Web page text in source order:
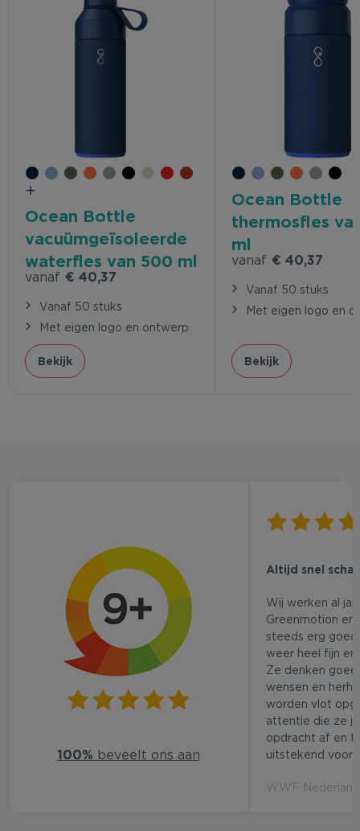
Ocean Bottle
vacuümgeïsoleerde
waterfles van 500 ml
vanaf € 40,37
Vanaf 50 stuks
Met eigen logo en ontwerp
Bekijk
Ocean Bottle
thermosfles
ml
vanaf € 40,37
Vanaf 50 stuks
Met eigen logo en
Bekijk
100% beveelt ons aan
Altijd snel
Wij werken al
Greenmotion en
steeds erg
weer heel fijn en
Ze denken
wensen en
worden vlot
attentie die ze
opdracht af en
uitstekend voor
WWF